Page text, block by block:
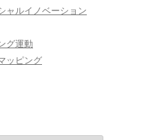
ャルイノベーション
グ運動
ッピング